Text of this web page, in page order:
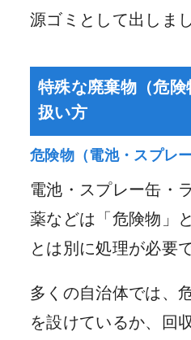
源ゴミとして出しま
特殊な廃棄物（危
扱い方
危険物（電池・スプレ
電池・スプレー缶・
薬などは「危険物」
とは別に処理が必要で
多くの自治体では、
を設けているか、回